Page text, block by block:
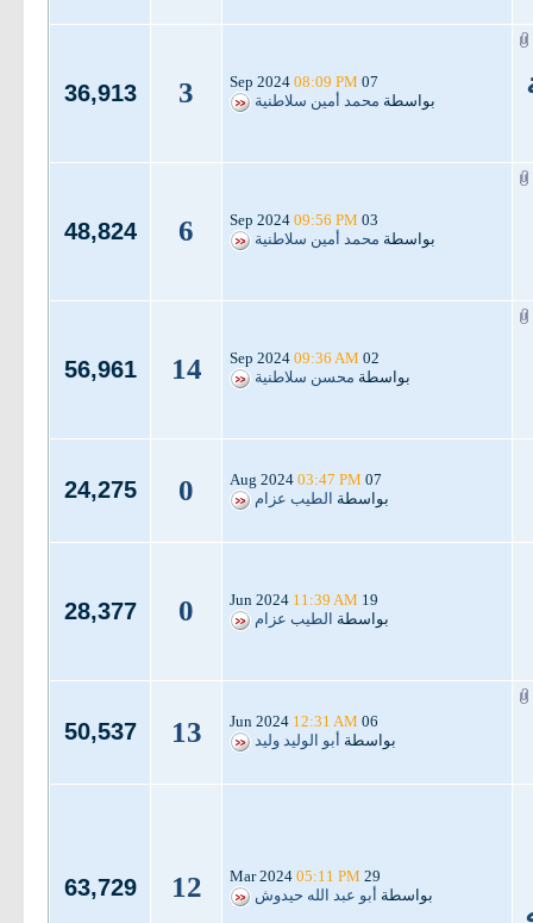
07 Sep 2024
08:09 PM
بواسطة محمد أمين سلاطنية 3
36,913
03 Sep 2024
09:56 PM
بواسطة محمد أمين سلاطنية 6
48,824
02 Sep 2024
09:36 AM
بواسطة محسن سلاطنية 14
56,961
07 Aug 2024
03:47 PM
بواسطة الطيب عزام 0
24,275
19 Jun 2024
11:39 AM
بواسطة الطيب عزام 0
28,377
06 Jun 2024
12:31 AM
بواسطة أبو الوليد وليد 13
50,537
29 Mar 2024
05:11 PM
بواسطة أبو عبد الله حيدوش 12
63,729